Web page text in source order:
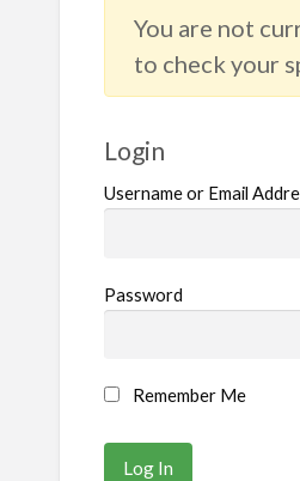
You are not
to check your
Login
Username or Email
Password
Remember Me